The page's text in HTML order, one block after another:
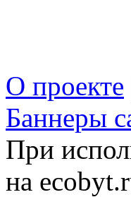
О проекте
Баннеры
При
на